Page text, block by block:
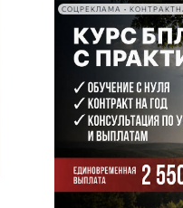
СОЦРЕКЛАМА •